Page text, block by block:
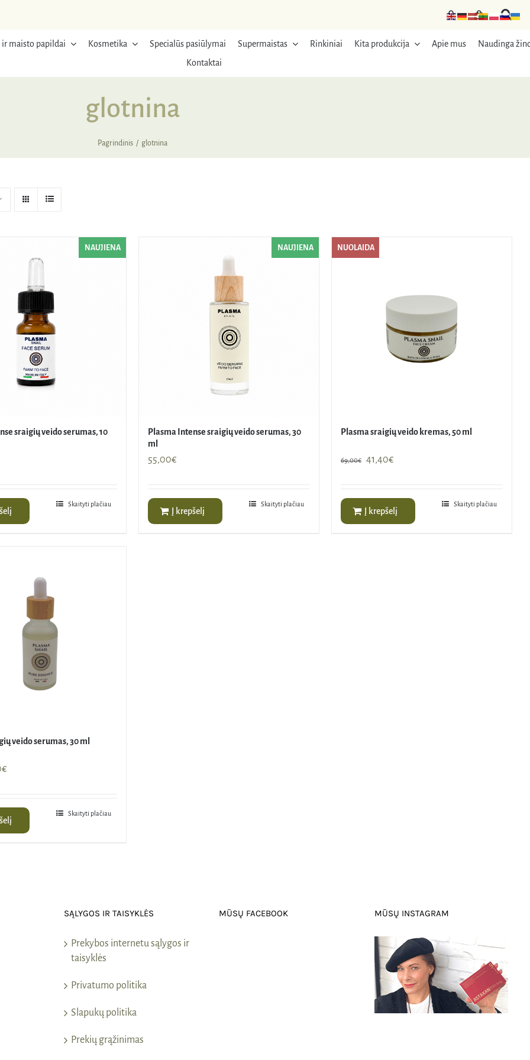
maisto papildai Kosmetika Specialūs pasiūlymai Supermaistas Rinkiniai Kita produkcija Apie mus
Naudinga
Kontaktai
glotnina
Pagrindinis glotnina
NAUJIENA
sraigių veido serumas, 10
Skaityti plačiau
NAUJIENA
Plasma Intense sraigių veido serumas, 30
ml
55,00€
Į krepšelį
Skaityti plačiau
NUOLAIDA
Plasma sraigių veido kremas, 50 ml
69,00€
Original
41,40€
41,40€.
Į krepšelį
Skaityti plačiau
veido serumas, 30 ml
€
33,00€.
Skaityti plačiau
SĄLYGOS IR TAISYKLĖS
Prekybos internetu sąlygos ir
taisyklės
Privatumo politika
Slapukų politika
Prekių grąžinimas
MŪSŲ FACEBOOK MŪSŲ INSTAGRAM